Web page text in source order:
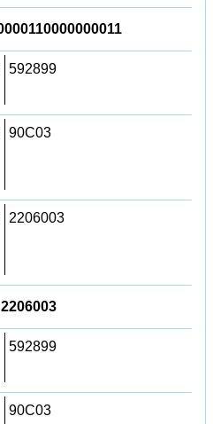
592899
90C03
2206003
592899
90C03